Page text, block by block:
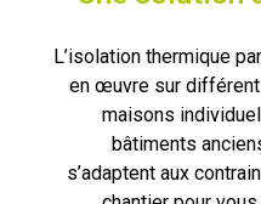
L’isolation thermique
en œuvre sur
maisons
bâtiments
s’adaptent aux